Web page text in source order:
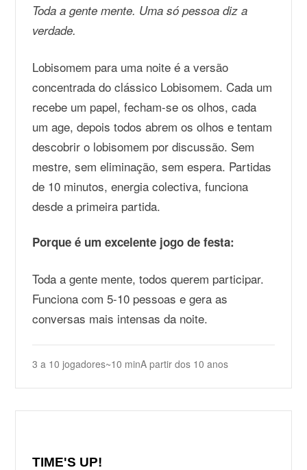
Toda a gente mente. Uma só pessoa diz a
verdade.
Lobisomem para uma noite é a versão
concentrada do clássico Lobisomem. Cada um
recebe um papel, fecham-se os olhos, cada
um age, depois todos abrem os olhos e tentam
descobrir o lobisomem por discussão. Sem
mestre, sem eliminação, sem espera. Partidas
de 10 minutos, energia colectiva, funciona
desde a primeira partida.
Porque é um excelente jogo de festa:
Toda a gente mente, todos querem participar.
Funciona com 5-10 pessoas e gera as
conversas mais intensas da noite.
3 a 10 jogadores~10 minA partir dos 10 anos
TIME'S UP!